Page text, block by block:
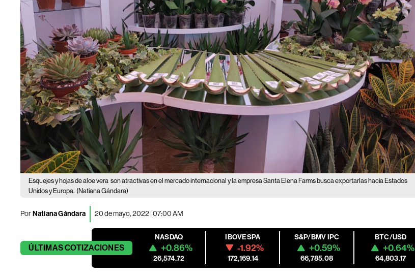
Esquejes y hojas de aloe vera son atractivas en el mercado internacional y la empresa Santa Elena Farms busca exportarlas hacia Estados
Unidos y Europa. (Natiana Gándara)
PorNatiana Gándara 20 de mayo, 2022 | 07:00 AM
ÚLTIMASCOTIZACIONES
NASDAQ
+0.86%
26,574.72
IBOVESPA
-1.92%
172,169.14
S&P/BMV IPC
+0.59%
66,785.08
BTC/USD
+0.64%
64,803.17